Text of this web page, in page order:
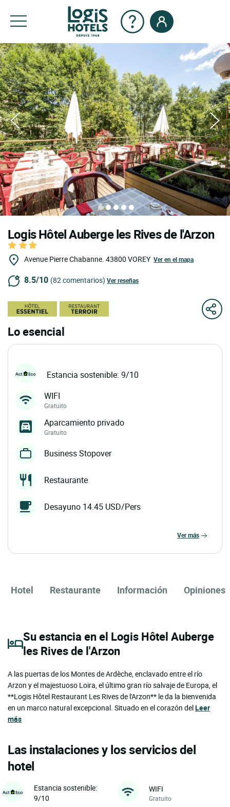
Logis Hôtel Auberge les Rives de l'Arzon
Avenue Pierre Chabanne. 43800 VOREY Ver en el mapa
8.5/10 (82 comentarios) Ver reseñas
Lo esencial
Estancia sostenible: 9/10
WIFI
Gratuito
Aparcamiento privado
Gratuito
Business Stopover
Restaurante
Desayuno 14.45 USD/Pers
ver más
Hotel Restaurante Información Opiniones
Su estancia en el Logis Hôtel Auberge
les Rives de l'Arzon
A las puertas de los Montes de Ardèche, enclavado entre el río
Arzon y el majestuoso Loira, el último gran río salvaje de Europa, el
**Logis Hôtel Restaurant Les Rives de l'Arzon** le da la bienvenida
en un marco natural excepcional. Situado en el corazón delLeer
más
Las instalaciones y los servicios del
hotel
Estancia sostenible:
9/10
WIFI
Gratuito